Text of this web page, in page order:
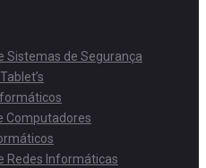
Sistemas de Segurança
Computadores
Redes Informáticas